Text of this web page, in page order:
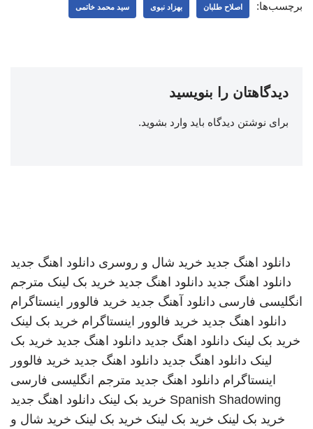
برچسب‌ها: اصلاح طلبان بهزاد نبوی سید محمد خاتمی
دیدگاهتان را بنویسید
برای نوشتن دیدگاه باید وارد بشوید.
دانلود اهنگ جدید خرید شال و روسری دانلود اهنگ جدید
دانلود اهنگ جدید دانلود اهنگ جدید خرید بک لینک مترجم
انگلیسی فارسی دانلود آهنگ جدید خرید فالوور اینستاگرام
دانلود اهنگ جدید خرید فالوور اینستاگرام خرید بک لینک
خرید بک لینک دانلود اهنگ جدید دانلود اهنگ جدید خرید بک
لینک دانلود اهنگ جدید دانلود اهنگ جدید خرید فالوور
اینستاگرام دانلود اهنگ جدید مترجم انگلیسی فارسی
Spanish Shadowing خرید بک لینک دانلود اهنگ جدید
خرید بک لینک خرید بک لینک خرید بک لینک خرید شال و